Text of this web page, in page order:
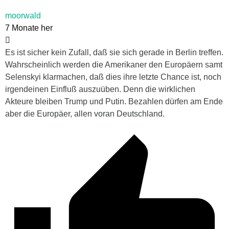
moorwald
7 Monate her
Es ist sicher kein Zufall, daß sie sich gerade in Berlin treffen.
Wahrscheinlich werden die Amerikaner den Europäern samt
Selenskyi klarmachen, daß dies ihre letzte Chance ist, noch
irgendeinen Einfluß auszuüben. Denn die wirklichen
Akteure bleiben Trump und Putin. Bezahlen dürfen am Ende
aber die Europäer, allen voran Deutschland.